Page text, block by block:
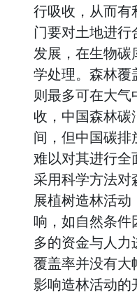
行吸收，从而有
门要对土地进
发展，在生物碳
学处理。森林覆
则最多可在大气
收，中国森林碳
间，但中国碳
难以对其进行全
采用科学方法对
展植树造林活
响，如自然条件
多的资金与人
覆盖率并没有大
影响造林活动的